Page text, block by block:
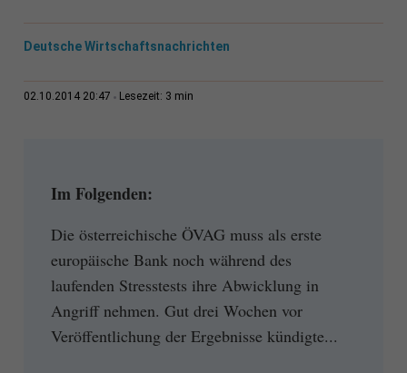
Deutsche Wirtschaftsnachrichten
02.10.2014 20:47 Lesezeit: 3 min
Im Folgenden:
Die österreichische ÖVAG muss als erste
europäische Bank noch während des
laufenden Stresstests ihre Abwicklung in
Angriff nehmen. Gut drei Wochen vor
Veröffentlichung der Ergebnisse kündigte...